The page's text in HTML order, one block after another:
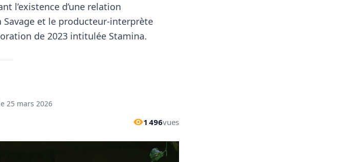
l’existence d’une relation
et le producteur-interprète
de 2023 intitulée Stamina.
25 mars 2026
1 496vues